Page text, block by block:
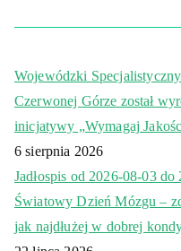
Wojewódzki
Czerwonej Górze został
inicjatywy „Wymagaj
6 sierpnia 2026
Jadłospis od 2026-08-03 do
Światowy Dzień Mózgu –
jak najdłużej w dobrej